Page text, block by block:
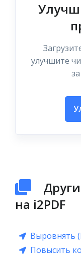
улучшите
на i2PDF
Выровнять
Повысить